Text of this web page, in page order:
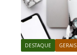
DESTAQUE GERAIS